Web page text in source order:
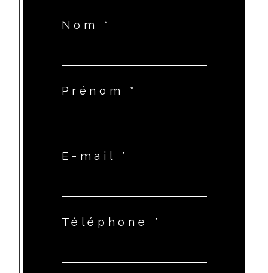
Nom *
Prénom *
E-mail *
Téléphone *